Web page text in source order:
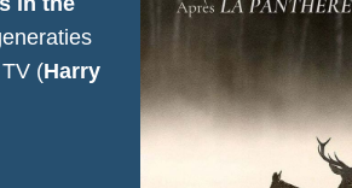
(Harry